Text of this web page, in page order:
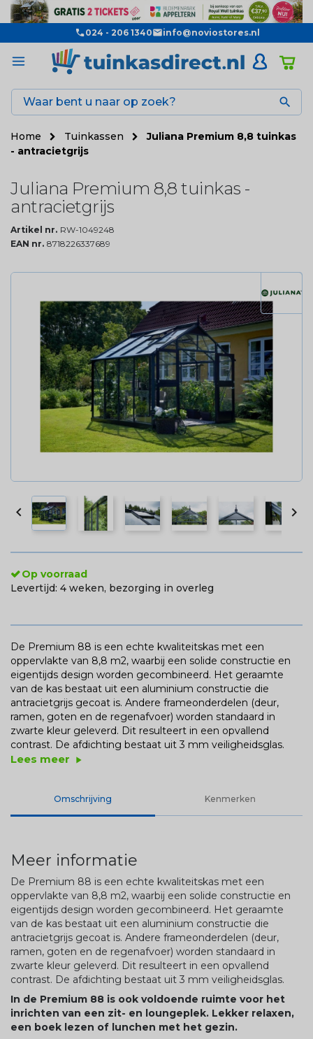
024 - 206 1340 info@noviostores.nl

Home Tuinkassen
Juliana Premium 8,8 tuinkas
- antracietgrijs
Juliana Premium 8,8 tuinkas -
antracietgrijs
Artikel nr. RW-1049248
EAN nr. 8718226337689
 
Op voorraad
Levertijd: 4 weken, bezorging in overleg
De Premium 88 is een echte kwaliteitskas met een
oppervlakte van 8,8 m2, waarbij een solide constructie en
eigentijds design worden gecombineerd. Het geraamte
van de kas bestaat uit een aluminium constructie die
antracietgrijs gecoat is. Andere frameonderdelen (deur,
ramen, goten en de regenafvoer) worden standaard in
zwarte kleur geleverd. Dit resulteert in een opvallend
contrast. De afdichting bestaat uit 3 mm veiligheidsglas.
Lees meer play_arrow
Omschrijving Kenmerken
Meer informatie
De Premium 88 is een echte kwaliteitskas met een
oppervlakte van 8,8 m2, waarbij een solide constructie en
eigentijds design worden gecombineerd. Het geraamte
van de kas bestaat uit een aluminium constructie die
antracietgrijs gecoat is. Andere frameonderdelen (deur,
ramen, goten en de regenafvoer) worden standaard in
zwarte kleur geleverd. Dit resulteert in een opvallend
contrast. De afdichting bestaat uit 3 mm veiligheidsglas.
In de Premium 88 is ook voldoende ruimte voor het
inrichten van een zit- en loungeplek. Lekker relaxen,
een boek lezen of lunchen met het gezin.